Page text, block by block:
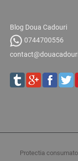
Blog Doua Cadouri
0744700556
Protectia